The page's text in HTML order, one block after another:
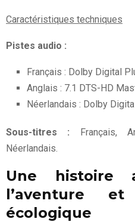
Caractéristiques techniques
Pistes audio :
Français : Dolby Digital
Anglais : 7.1 DTS-HD
Néerlandais : Dolby
Sous-titres : Français,
Néerlandais.
Une histoire
l’aventure
écologique